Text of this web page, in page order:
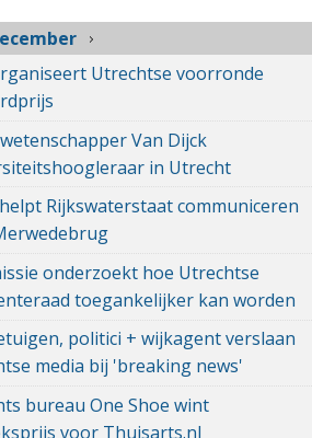
Utrechtse voorronde
Van Dijck
in Utrecht
Rijkswaterstaat communiceren
onderzoekt hoe Utrechtse
toegankelijker kan worden
politici + wijkagent verslaan
media bij 'breaking news'
bureau One Shoe wint
voor Thuisarts.nl